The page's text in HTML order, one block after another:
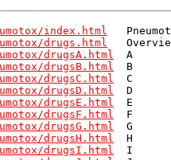
index.html
drugs.html
drugsA.html
drugsB.html
drugsC.html
drugsD.html
drugsE.html
drugsF.html
drugsG.html
drugsH.html
drugsI.html